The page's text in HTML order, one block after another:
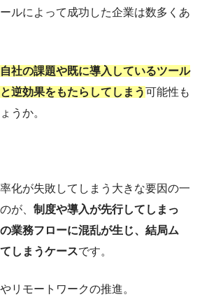
ルによって成功した企業は数多くあ
自社の課題や既に導入しているツール
逆効果をもたらしてしまう可能性も
うか。
化が失敗してしまう大きな要因の一
が、 制度や導入が先行してしまっ
業務フローに混乱が生じ、結局ム
しまうケースです。
リモートワークの推進。